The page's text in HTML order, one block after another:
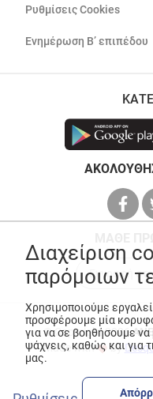
Ρυθμίσεις Cookies
Ενημέρωση Β’ επιπέδου
© Copyright 2026
Made with
by
Διαχείριση
παρόμοιων
Χρησιμοποιούμε
προσφέρουμε μία
για να σε βοηθήσουμε
ψάχνεις, καθώς και για
μας.